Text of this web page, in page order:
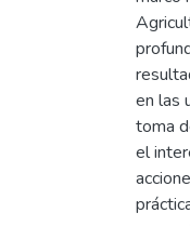
en las
toma
el